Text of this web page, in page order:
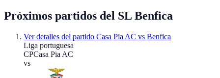
Próximos partidos del SL Benfica
Ver detalles del partido Casa Pia AC vs Benfica
Liga portuguesa
CPCasa Pia AC
vs